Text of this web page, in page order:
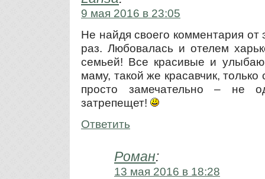
9 мая 2016 в 23:05
Не найдя своего комментария от
раз. Любовалась и отелем
семьей! Все красивые и
маму, такой же красавчик,
просто замечательно – не
затрепещет!
Ответить
Роман:
13 мая 2016 в 18:28